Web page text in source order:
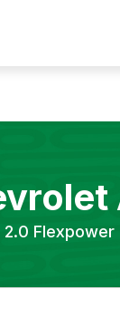
2.0 Flexpower